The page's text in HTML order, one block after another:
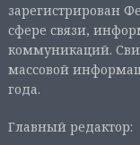
зарегистрирован
сфере связи,
коммуникаций.
массовой
года.
Главный редактор: